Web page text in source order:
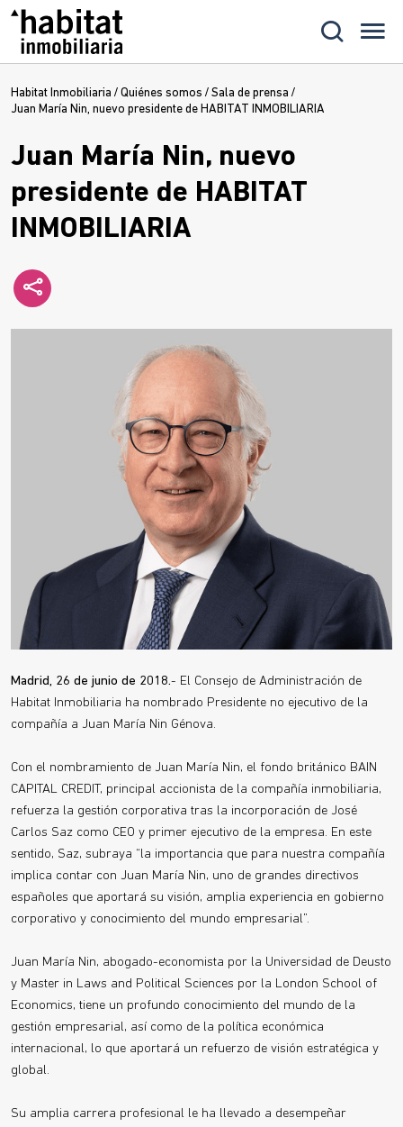
Habitat Inmobiliaria / Quiénes somos / Sala de prensa /
Juan María Nin, nuevo presidente de HABITAT INMOBILIARIA
Juan María Nin, nuevo
presidente de HABITAT
INMOBILIARIA
Madrid, 26 de junio de 2018.- El Consejo de Administración de
Habitat Inmobiliaria ha nombrado Presidente no ejecutivo de la
compañía a Juan María Nin Génova.
Con el nombramiento de Juan María Nin, el fondo británico BAIN
CAPITAL CREDIT, principal accionista de la compañía inmobiliaria,
refuerza la gestión corporativa tras la incorporación de José
Carlos Saz como CEO y primer ejecutivo de la empresa. En este
sentido, Saz, subraya “la importancia que para nuestra compañía
implica contar con Juan María Nin, uno de grandes directivos
españoles que aportará su visión, amplia experiencia en gobierno
corporativo y conocimiento del mundo empresarial”.
Juan María Nin, abogado-economista por la Universidad de Deusto
y Master in Laws and Political Sciences por la London School of
Economics, tiene un profundo conocimiento del mundo de la
gestión empresarial, así como de la política económica
internacional, lo que aportará un refuerzo de visión estratégica y
global.
Su amplia carrera profesional le ha llevado a desempeñar